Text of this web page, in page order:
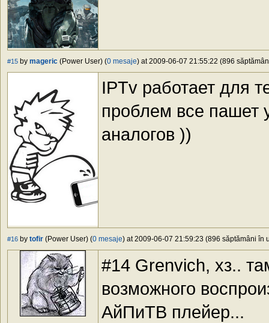
#15 by mageric (Power User) (0 mesaje) at 2009-06-07 21:55:22 (896
IPTv работает для
проблем все пашет
аналогов ))
#16 by tofir (Power User) (0 mesaje) at 2009-06-07 21:59:23 (896 săptămâni în
#14 Grenvich, хз..
возможного
АйПиТВ плейер...